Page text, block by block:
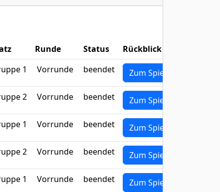
Runde Status
Rückblick
1 Vorrunde beendet Zum Spiel
2 Vorrunde beendet Zum Spiel
1 Vorrunde beendet Zum Spiel
2 Vorrunde beendet Zum Spiel
1 Vorrunde beendet Zum Spiel